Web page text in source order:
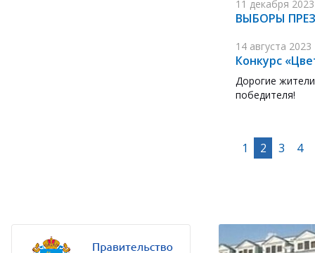
11 декабря 2023
ВЫБОРЫ
14 августа 2023
Конкурс
Дорогие
победителя!
1 2 3 4